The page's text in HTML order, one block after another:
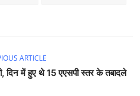
ARTICLE
दिन में हुए थे 15 एएसपी स्तर के तबादले